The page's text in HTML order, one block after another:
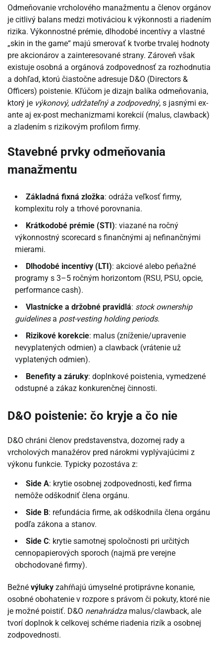
Odmeňovanie vrcholového manažmentu a členov orgánov
je citlivý balans medzi motiváciou k výkonnosti a riadením
rizika. Výkonnostné prémie, dlhodobé incentívy a vlastné
„skin in the game“ majú smerovať k tvorbe trvalej hodnoty
pre akcionárov a zainteresované strany. Zároveň však
existuje osobná a orgánová zodpovednosť za rozhodnutia
a dohľad, ktorú čiastočne adresuje D&O (Directors &
Officers) poistenie. Kľúčom je dizajn balíka odmeňovania,
ktorý je výkonový, udržateľný a zodpovedný, s jasnými ex-
ante aj ex-post mechanizmami korekcií (malus, clawback)
a zladením s rizikovým profilom firmy.
Stavebné prvky odmeňovania
manažmentu
Základná fixná zložka: odráža veľkosť firmy,
komplexitu roly a trhové porovnania.
Krátkodobé prémie (STI): viazané na ročný
výkonnostný scorecard s finančnými aj nefinančnými
mierami.
Dlhodobé incentívy (LTI): akciové alebo peňažné
programy s 3–5 ročným horizontom (RSU, PSU, opcie,
performance cash).
Vlastnícke a držobné pravidlá: stock ownership
guidelinesa post-vesting holding periods.
Rizikové korekcie: malus (zníženie/upravenie
nevyplatených odmien) a clawback (vrátenie už
vyplatených odmien).
Benefity a záruky: doplnkové poistenia, vymedzené
odstupné a zákaz konkurenčnej činnosti.
D&O poistenie: čo kryje a čo nie
D&O chráni členov predstavenstva, dozornej rady a
vrcholových manažérov pred nárokmi vyplývajúcimi z
výkonu funkcie. Typicky pozostáva z:
Side A: krytie osobnej zodpovednosti, keď firma
nemôže odškodniť člena orgánu.
Side B: refundácia firme, ak odškodnila člena orgánu
podľa zákona a stanov.
Side C: krytie samotnej spoločnosti pri určitých
cennopapierových sporoch (najmä pre verejne
obchodované firmy).
Bežné výluky zahŕňajú úmyselné protiprávne konanie,
osobné obohatenie v rozpore s právom či pokuty, ktoré nie
je možné poistiť. D&O nenahrádza malus/clawback, ale
tvorí doplnok k celkovej schéme riadenia rizík a osobnej
zodpovednosti.